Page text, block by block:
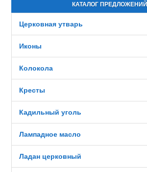
КАТАЛОГ ПРЕДЛОЖЕНИЙ
Церковная утварь
Иконы
Колокола
Кресты
Кадильный уголь
Лампадное масло
Ладан церковный